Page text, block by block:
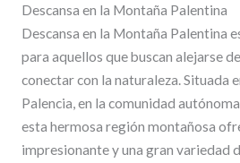
Descansa en la Montaña Palentina
Descansa en la Montaña Palentina
para aquellos que buscan alejarse
conectar con la naturaleza. Situada
Palencia, en la comunidad
esta hermosa región montañosa
impresionante y una gran variedad